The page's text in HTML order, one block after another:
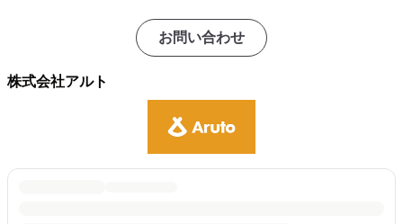
お問い合わせ
株式会社アルト